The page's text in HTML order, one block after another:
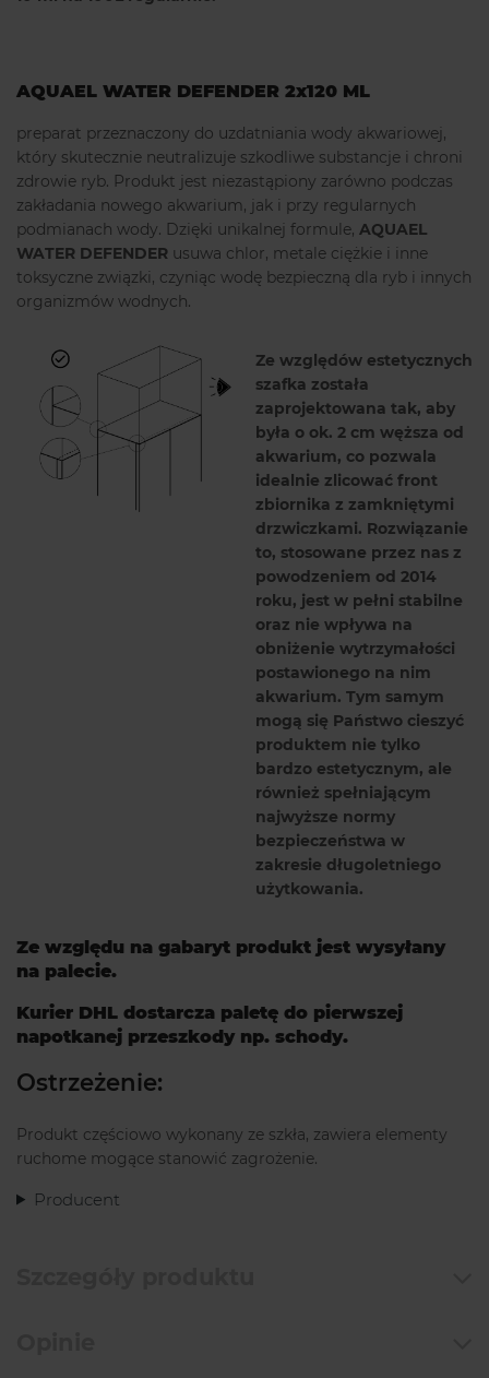
AQUAEL WATER DEFENDER 2x120 ML
preparat przeznaczony do uzdatniania wody akwariowej,
który skutecznie neutralizuje szkodliwe substancje i chroni
zdrowie ryb. Produkt jest niezastąpiony zarówno podczas
zakładania nowego akwarium, jak i przy regularnych
podmianach wody. Dzięki unikalnej formule, AQUAEL
WATER DEFENDER usuwa chlor, metale ciężkie i inne
toksyczne związki, czyniąc wodę bezpieczną dla ryb i innych
organizmów wodnych.
Ze względów estetycznych
szafka została
zaprojektowana tak, aby
była o ok. 2 cm węższa od
akwarium, co pozwala
idealnie zlicować front
zbiornika z zamkniętymi
drzwiczkami. Rozwiązanie
to, stosowane przez nas z
powodzeniem od 2014
roku, jest w pełni stabilne
oraz nie wpływa na
obniżenie wytrzymałości
postawionego na nim
akwarium. Tym samym
mogą się Państwo cieszyć
produktem nie tylko
bardzo estetycznym, ale
również spełniającym
najwyższe normy
bezpieczeństwa w
zakresie długoletniego
użytkowania.
Ze względu na gabaryt produkt jest wysyłany
na palecie.
Kurier DHL dostarcza paletę do pierwszej
napotkanej przeszkody np. schody.
Ostrzeżenie:
Produkt częściowo wykonany ze szkła, zawiera elementy
ruchome mogące stanowić zagrożenie.
Producent